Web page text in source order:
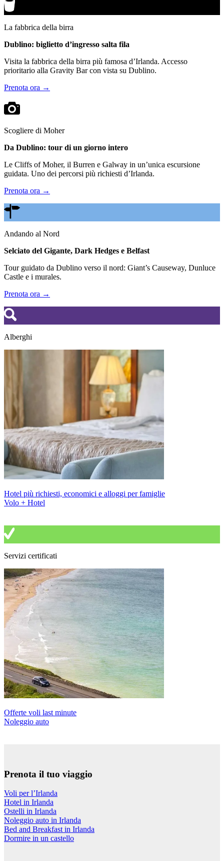
La fabbrica della birra
Dublino: biglietto d’ingresso salta fila
Visita la fabbrica della birra più famosa d’Irlanda. Accesso
prioritario alla Gravity Bar con vista su Dublino.
Prenota ora →
Scogliere di Moher
Da Dublino: tour di un giorno intero
Le Cliffs of Moher, il Burren e Galway in un’unica escursione
guidata. Uno dei percorsi più richiesti d’Irlanda.
Prenota ora →
Andando al Nord
Selciato del Gigante, Dark Hedges e Belfast
Tour guidato da Dublino verso il nord: Giant’s Causeway, Dunluce
Castle e i murales.
Prenota ora →
Alberghi
Hotel più richiesti, economici e alloggi per famiglie
Volo + Hotel
Servizi certificati
Offerte voli last minute
Noleggio auto
Prenota il tuo viaggio
Voli per l’Irlanda
Hotel in Irlanda
Ostelli in Irlanda
Noleggio auto in Irlanda
Bed and Breakfast in Irlanda
Dormire in un castello